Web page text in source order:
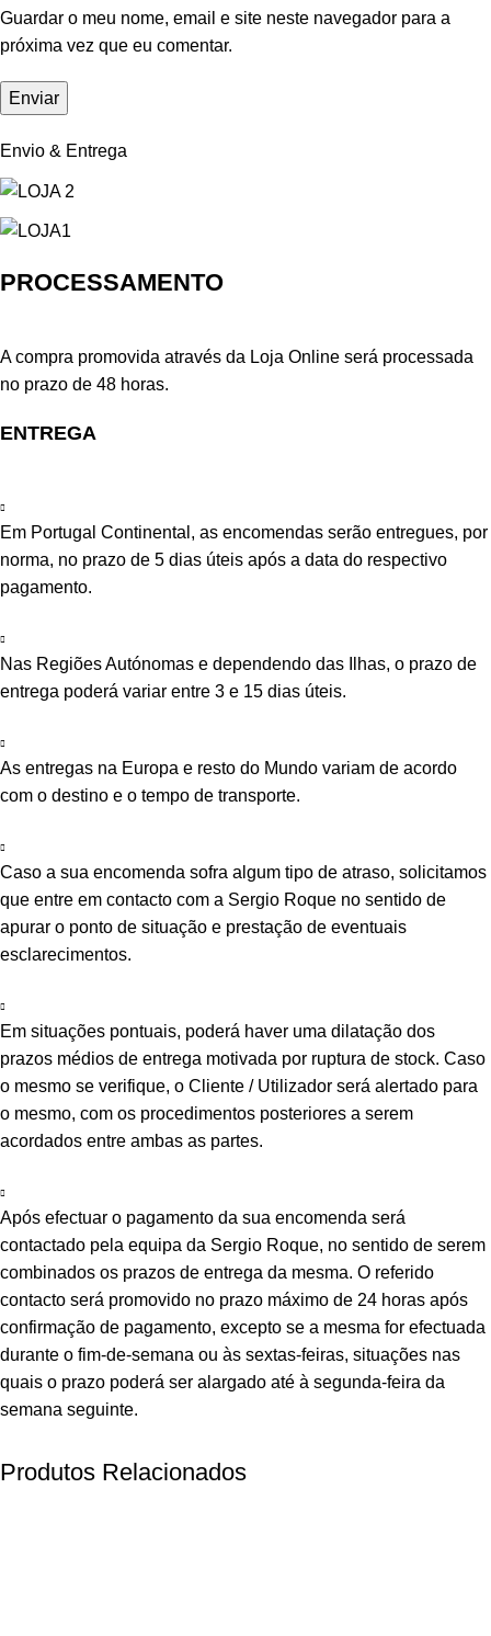
Guardar o meu nome, email e site neste navegador para a
próxima vez que eu comentar.
Envio & Entrega
PROCESSAMENTO
A compra promovida através da Loja Online será processada
no prazo de 48 horas.
ENTREGA
Em Portugal Continental, as encomendas serão entregues, por
norma, no prazo de 5 dias úteis após a data do respectivo
pagamento.
Nas Regiões Autónomas e dependendo das Ilhas, o prazo de
entrega poderá variar entre 3 e 15 dias úteis.
As entregas na Europa e resto do Mundo variam de acordo
com o destino e o tempo de transporte.
Caso a sua encomenda sofra algum tipo de atraso, solicitamos
que entre em contacto com a Sergio Roque no sentido de
apurar o ponto de situação e prestação de eventuais
esclarecimentos.
Em situações pontuais, poderá haver uma dilatação dos
prazos médios de entrega motivada por ruptura de stock. Caso
o mesmo se verifique, o Cliente / Utilizador será alertado para
o mesmo, com os procedimentos posteriores a serem
acordados entre ambas as partes.
Após efectuar o pagamento da sua encomenda será
contactado pela equipa da Sergio Roque, no sentido de serem
combinados os prazos de entrega da mesma. O referido
contacto será promovido no prazo máximo de 24 horas após
confirmação de pagamento, excepto se a mesma for efectuada
durante o fim-de-semana ou às sextas-feiras, situações nas
quais o prazo poderá ser alargado até à segunda-feira da
semana seguinte.
Produtos Relacionados